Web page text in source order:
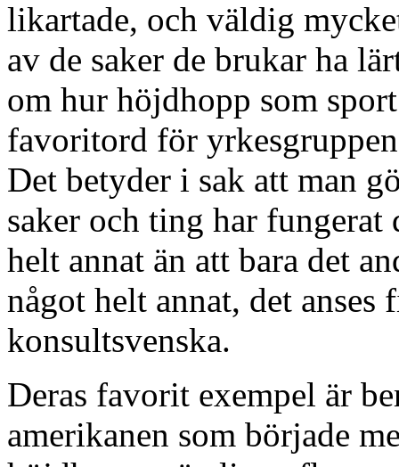
likartade, och väldig
av de saker de brukar ha
om hur höjdhopp som
favoritord för
Det betyder i sak att man
saker och ting har
helt annat än att bara det
något helt annat, det
konsultsvenska.
Deras favorit exempel är
amerikanen som började